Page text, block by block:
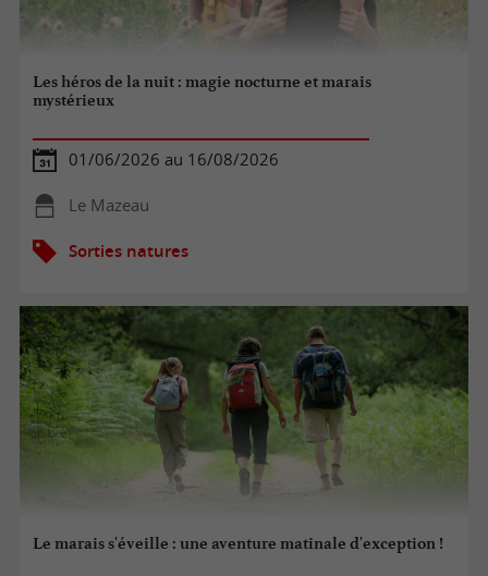
Les héros de la nuit : magie nocturne et marais
mystérieux
01/06/2026 au 16/08/2026
Le Mazeau
Sorties natures
Le marais s'éveille : une aventure matinale d'exception !